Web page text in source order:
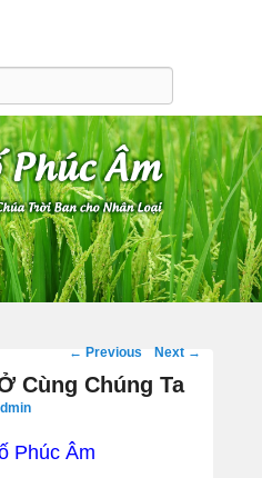
Post
navigation
← Previous Next →
Cùng Chúng Ta
Phúc Âm